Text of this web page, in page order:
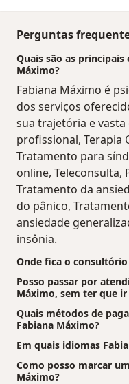
Perguntas
Quais são as principais
Máximo?
Fabiana Máximo é
dos serviços
sua trajetória e
profissional, Terapia
Tratamento para
online, Teleconsulta,
Tratamento da
do pânico,
ansiedade
insônia.
Onde fica o
Posso passar por
Máximo, sem ter que
Quais métodos de
Fabiana Máximo?
Em quais idiomas
Como posso marcar
Máximo?